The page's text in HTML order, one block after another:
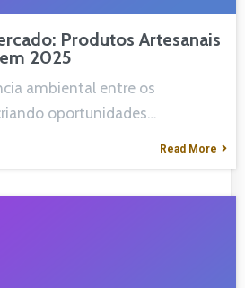
Produtos Artesanais
2025
ambiental entre os
oportunidades…
Read More